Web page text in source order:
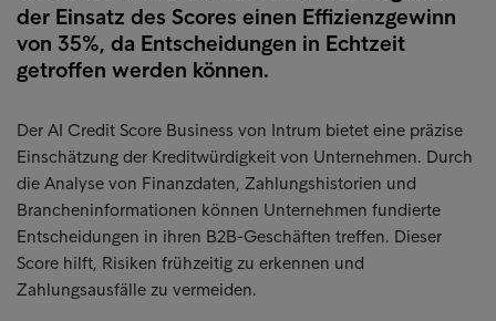
der Einsatz des Scores einen Effizienzgewinn
von 35%, da Entscheidungen in Echtzeit
getroffen werden können.
Der AI Credit Score Business von Intrum bietet eine präzise
Einschätzung der Kreditwürdigkeit von Unternehmen. Durch
die Analyse von Finanzdaten, Zahlungshistorien und
Brancheninformationen können Unternehmen fundierte
Entscheidungen in ihren B2B-Geschäften treffen. Dieser
Score hilft, Risiken frühzeitig zu erkennen und
Zahlungsausfälle zu vermeiden.